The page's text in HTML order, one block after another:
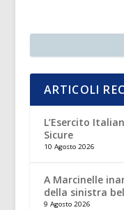
ARTICOLI
L’Esercito
Sicure
10 Agosto 2026
A Marcinelle
della sinistra
9 Agosto 2026